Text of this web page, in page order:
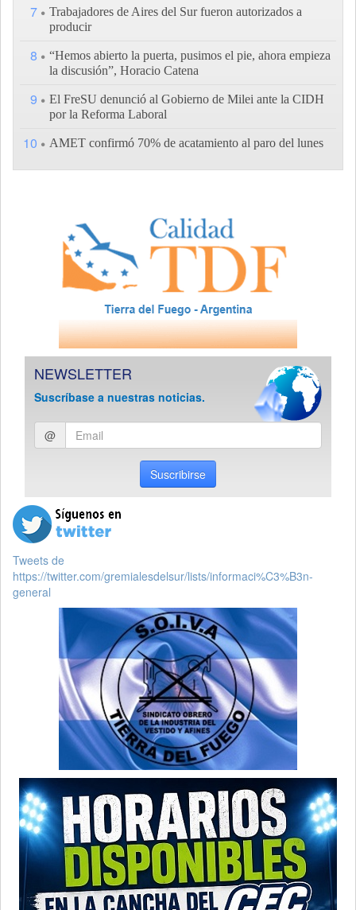
7
Trabajadores de Aires del Sur fueron autorizados a
producir
8
“Hemos abierto la puerta, pusimos el pie, ahora empieza
la discusión”, Horacio Catena
9
El FreSU denunció al Gobierno de Milei ante la CIDH
por la Reforma Laboral
10 AMET confirmó 70% de acatamiento al paro del lunes
NEWSLETTER
Suscríbase a nuestras noticias.
Ingresar
email
@
Suscribirse
Tweets de
https://twitter.com/gremialesdelsur/lists/informaci%C3%B3n-
general